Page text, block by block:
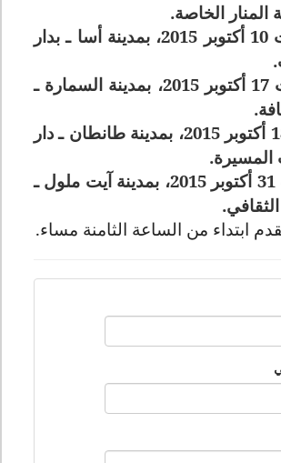
الخاصة.
السبت 10 أكتوبر 2015، بمدينة أسا ـ بدار
السبت 17 أكتوبر 2015، بمدينة السمارة ـ
الأحد 18 أكتوبر 2015، بمدينة طانطان ـ دار
المسيرة.
السبت 31 أكتوبر 2015، بمدينة آيت ملول ـ
ابتداء من الساعة الثامنة مساء.